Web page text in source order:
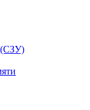
(СЗУ)